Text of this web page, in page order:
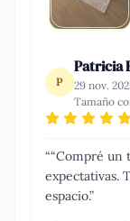
P
Patricia
29 nov.
Tamaño
““Compré un
expectativas.
espacio.”